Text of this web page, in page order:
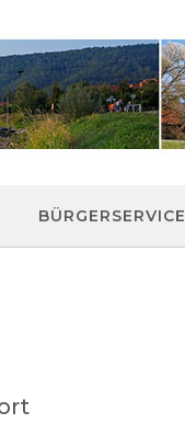
BÜRGERSERVICE